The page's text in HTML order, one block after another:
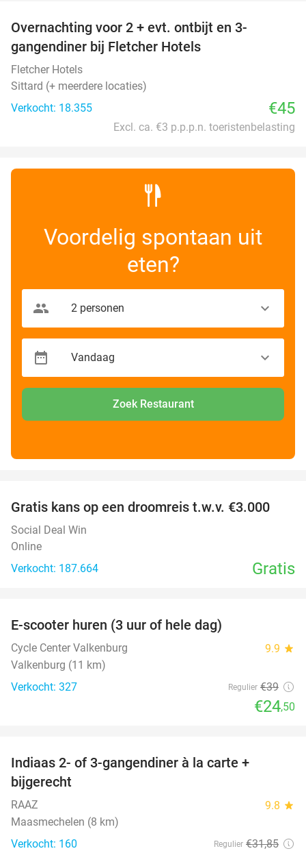
Overnachting voor 2 + evt. ontbijt en 3-
gangendiner bij Fletcher Hotels
Fletcher Hotels
Sittard (+ meerdere locaties)
Verkocht: 18.355
€45
Excl. ca. €3 p.p.p.n. toeristenbelasting
Voordelig spontaan uit
eten?
Zoek Restaurant
Gratis kans op een droomreis t.w.v. €3.000
Social Deal Win
Online
Verkocht: 187.664
Gratis
E-scooter huren (3 uur of hele dag)
Cycle Center Valkenburg 9.9 star
Valkenburg (11 km)
Verkocht: 327
Regulier €39
€24,50
Indiaas 2- of 3-gangendiner à la carte +
bijgerecht
RAAZ 9.8 star
Maasmechelen (8 km)
Verkocht: 160
Regulier €31,85